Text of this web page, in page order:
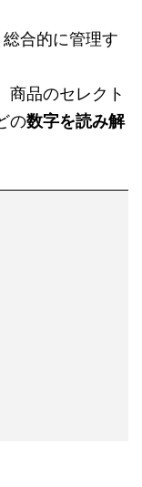
合的に管理す
商品のセレクト
の数字を読み解